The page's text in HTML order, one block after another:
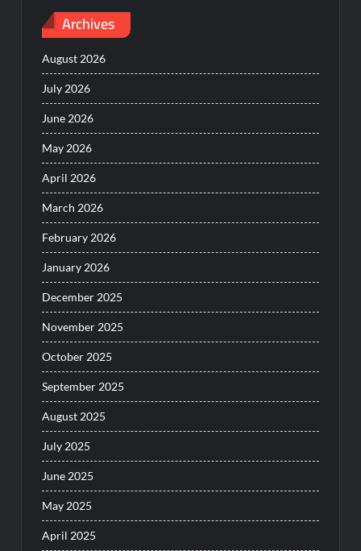
Archives
August 2026
July 2026
June 2026
May 2026
April 2026
March 2026
February 2026
January 2026
December 2025
November 2025
October 2025
September 2025
August 2025
July 2025
June 2025
May 2025
April 2025